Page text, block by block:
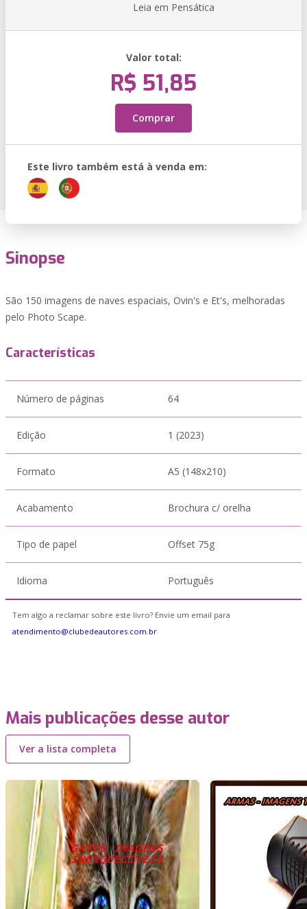
Leia em Pensática
Valor total:
R$ 51,85
Comprar
Este livro também está à venda em:
Sinopse
São 150 imagens de naves espaciais, Ovin's e Et's, melhoradas
pelo Photo Scape.
Características
Número de páginas 64
Edição 1 (2023)
Formato A5 (148x210)
Acabamento Brochura c/ orelha
Tipo de papel Offset 75g
Idioma Português
Tem algo a reclamar sobre este livro? Envie um email para
atendimento@clubedeautores.com.br
Mais publicações desse autor
Ver a lista completa